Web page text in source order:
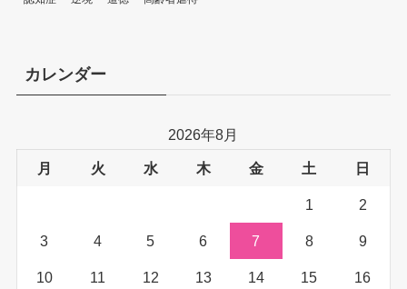
カレンダー
2026年8月
月 火 水 木 金 土 日
1 2
3 4 5 6 7 8 9
10 11 12 13 14 15 16